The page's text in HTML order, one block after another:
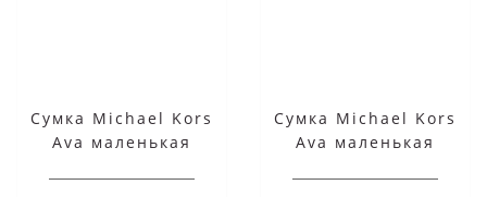
Сумка Michael Kors
Ava маленькая
Сумка Michael Kors
Ava маленькая